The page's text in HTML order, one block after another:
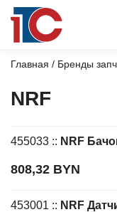
Главная / Бренды
NRF
455033 :: NRF
808,32 BYN
453001 :: NRF